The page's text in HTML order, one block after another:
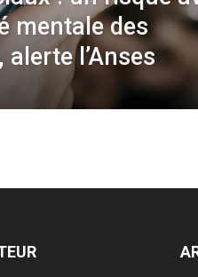
mentale des
l’Anses